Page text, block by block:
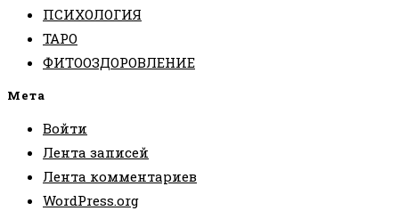
ПСИХОЛОГИЯ
ТАРО
ФИТООЗДОРОВЛЕНИЕ
Мета
Войти
Лента записей
Лента комментариев
WordPress.org